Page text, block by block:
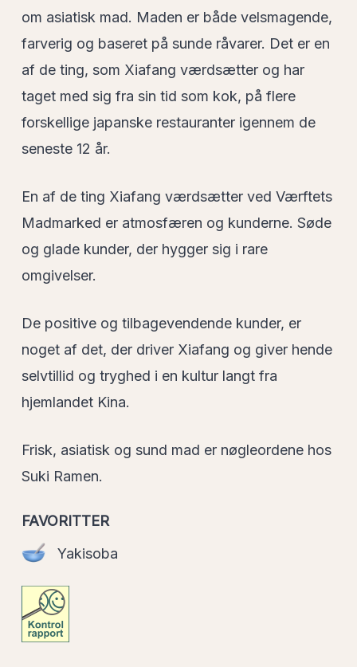
om asiatisk mad. Maden er både velsmagende,
farverig og baseret på sunde råvarer. Det er en
af de ting, som Xiafang værdsætter og har
taget med sig fra sin tid som kok, på flere
forskellige japanske restauranter igennem de
seneste 12 år.
En af de ting Xiafang værdsætter ved Værftets
Madmarked er atmosfæren og kunderne. Søde
og glade kunder, der hygger sig i rare
omgivelser.
De positive og tilbagevendende kunder, er
noget af det, der driver Xiafang og giver hende
selvtillid og tryghed i en kultur langt fra
hjemlandet Kina.
Frisk, asiatisk og sund mad er nøgleordene hos
Suki Ramen.
FAVORITTER
Yakisoba